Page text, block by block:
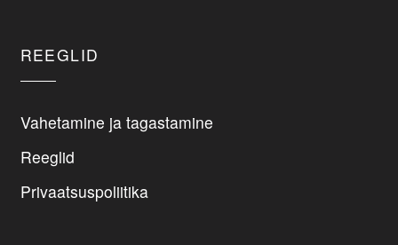
REEGLID
Vahetamine ja tagastamine
Reeglid
Privaatsuspoliitika